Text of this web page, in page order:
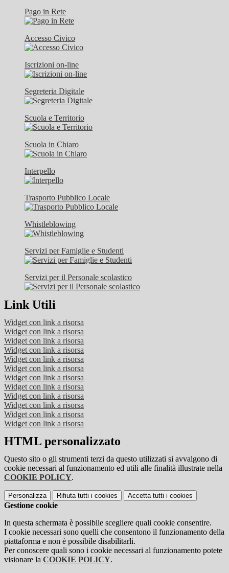
Pago in Rete
Accesso Civico
Iscrizioni on-line
Segreteria Digitale
Scuola e Territorio
Scuola in Chiaro
Interpello
Trasporto Pubblico Locale
Whistleblowing
Servizi per Famiglie e Studenti
Servizi per il Personale scolastico
Link Utili
Widget con link a risorsa
Widget con link a risorsa
Widget con link a risorsa
Widget con link a risorsa
Widget con link a risorsa
Widget con link a risorsa
Widget con link a risorsa
Widget con link a risorsa
Widget con link a risorsa
Widget con link a risorsa
Widget con link a risorsa
Widget con link a risorsa
HTML personalizzato
Questo sito o gli strumenti terzi da questo utilizzati si avvalgono di
cookie necessari al funzionamento ed utili alle finalità illustrate nella
COOKIE POLICY.
Personalizza Rifiuta tutti i cookies Accetta tutti i cookies
Gestione cookie
In questa schermata è possibile scegliere quali cookie consentire.
I cookie necessari sono quelli che consentono il funzionamento della
piattaforma e non è possibile disabilitarli.
Per conoscere quali sono i cookie necessari al funzionamento potete
visionare la COOKIE POLICY.